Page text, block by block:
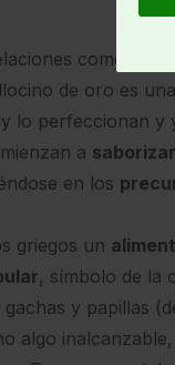
de oro es
lo perfeccionan y
a
en los
griegos un
, símbolo de la
y papillas
algo